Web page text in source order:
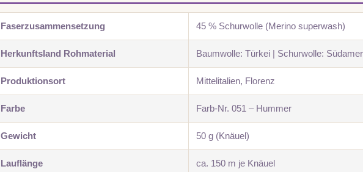
Faserzusammensetzung 45 % Schurwolle (Merino superwash)
Herkunftsland Rohmaterial Baumwolle: Türkei | Schurwolle:
Produktionsort Mittelitalien, Florenz
Farbe Farb-Nr. 051 – Hummer
Gewicht 50 g (Knäuel)
Lauflänge ca. 150 m je Knäuel